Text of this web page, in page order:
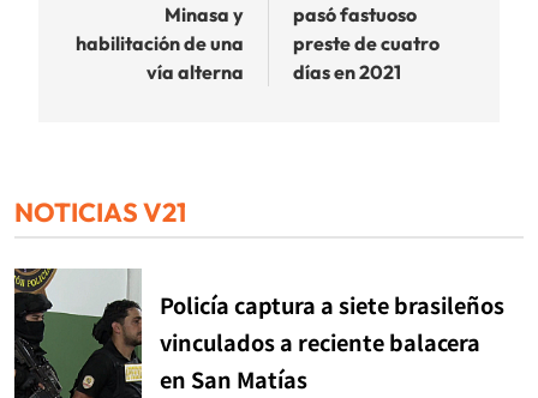
Minasa y
habilitación de una
vía alterna
pasó fastuoso
preste de cuatro
días en 2021
NOTICIAS V21
Policía captura a siete brasileños
vinculados a reciente balacera
en San Matías